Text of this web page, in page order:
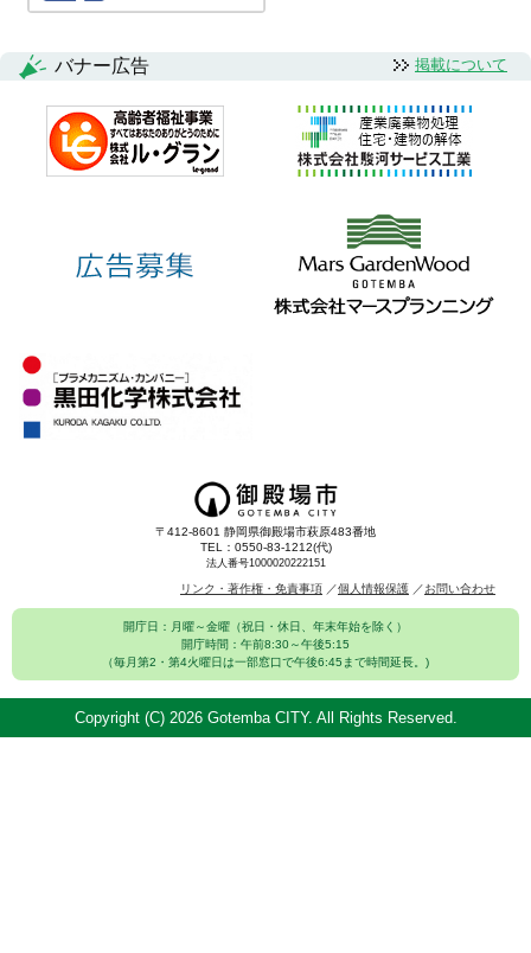
バナー広告 掲載について
〒412-8601 静岡県御殿場市萩原483番地
TEL：0550-83-1212(代)
法人番号1000020222151
リンク・著作権・免責事項 個人情報保護 お問い合わせ
開庁日：月曜～金曜（祝日・休日、年末年始を除く）
開庁時間：午前8:30～午後5:15
（毎月第2・第4火曜日は一部窓口で午後6:45まで時間延長。)
Copyright (C) 2026 Gotemba CITY. All Rights Reserved.